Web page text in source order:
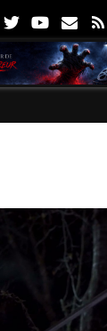
FacebookTwitterYoutube
Email